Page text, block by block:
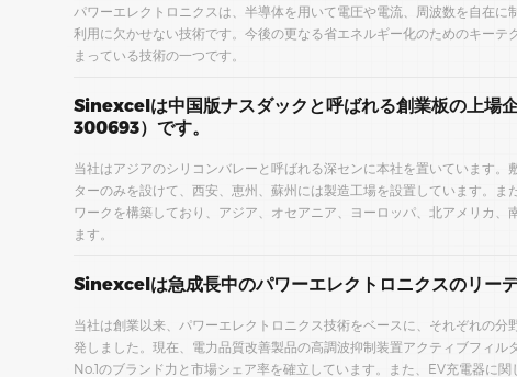
パワーエレクトロニクスは、半導体を用いて電圧や電流、周波数を自在に
利用に欠かせない技術です。今後の更なる省エネルギー化のためのキーテ
まっている技術の一つです。
Sinexcelは中国版ナスダックと呼ばれる創業板の上場
300693）です。
当社はアジアのシリコンバレーと呼ばれる深センに本社を置いています
ターのみを設けて、西安、恵州、蘇州には製造工場を設置しています。ま
ワークを構築しており、アジア、オセアニア、ヨーロッパ、北アメリカ、
ます。
Sinexcelは急成長中のパワーエレクトロニクスのリーデ
当社は創業以来、パワーエレクトロニクス技術をベースに、それぞれの分
発しました。現在、電力品質改善製品の高調波抑制装置アクティブフィル
No.1のブランド力と市場シェア率を確立しています。また、EV充電器に